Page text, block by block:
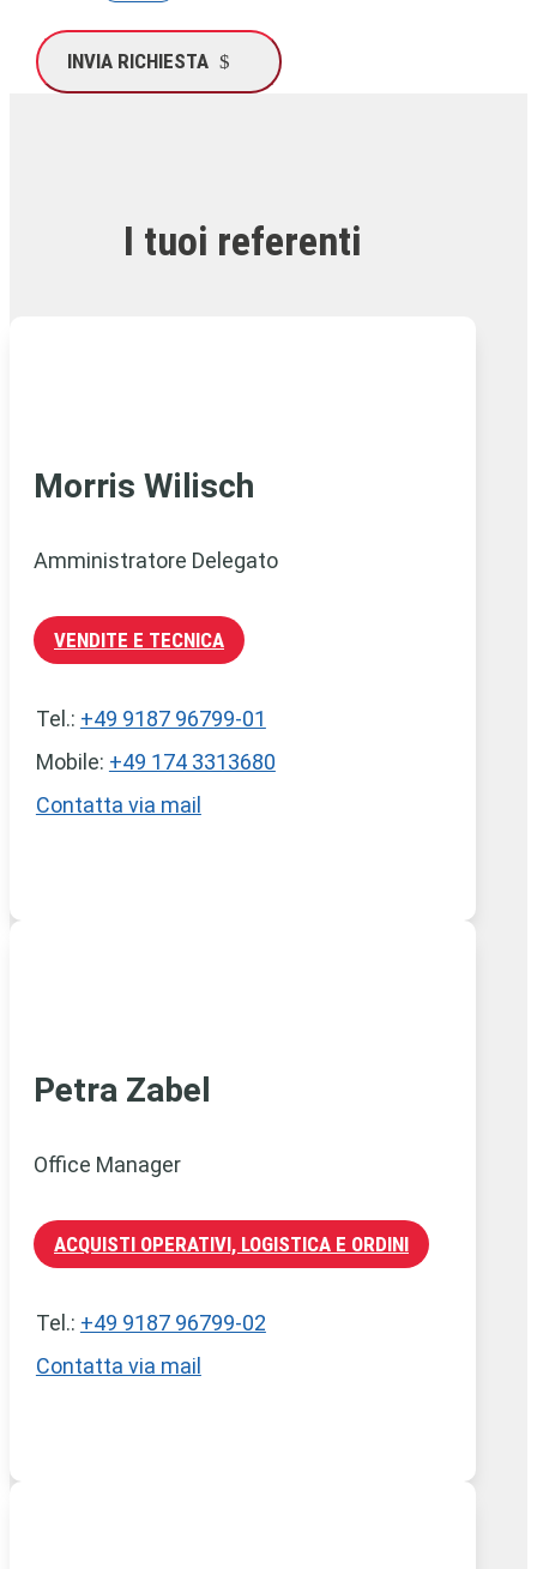
INVIA RICHIESTA
I tuoi referenti
Morris Wilisch
Amministratore Delegato
VENDITE E TECNICA
Tel.: +49 9187 96799-01
Mobile: +49 174 3313680
Contatta via mail
Petra Zabel
Office Manager
ACQUISTI OPERATIVI, LOGISTICA E ORDINI
Tel.: +49 9187 96799-02
Contatta via mail